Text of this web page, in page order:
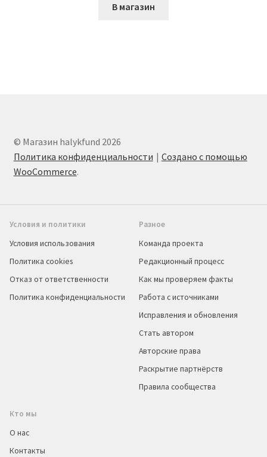
В магазин
© Магазин halykfund 2026
Политика конфиденциальности
Создано с помощью
WooCommerce.
Условия и политики
Условия использования
Политика cookies
Отказ от ответственности
Политика конфиденциальности
Разное
Команда проекта
Редакционный процесс
Как мы проверяем факты
Работа с источниками
Исправления и обновления
Стать автором
Авторские права
Раскрытие партнёрств
Правила сообщества
Кто мы
О нас
Контакты